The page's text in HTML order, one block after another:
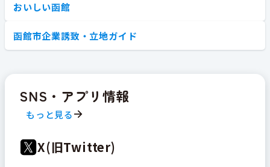
おいしい函館
函館市企業誘致・立地ガイド
SNS・アプリ情報
もっと見る
X(旧Twitter)